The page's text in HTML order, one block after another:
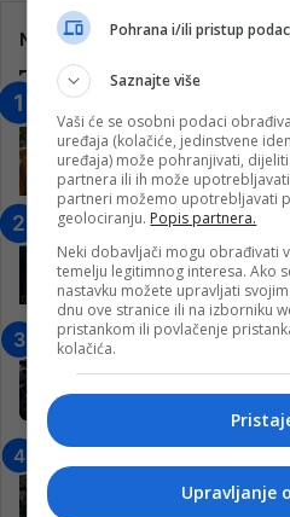
Najčitanije
– Konjic je u
25
15. Februara
Nogometaši
Konjičanke
ulazom na
7. Marta 2025.
Jablanica:
inkluzivnog
9. Jula 2024.
13. Augusta 2024.
Pohrana i/ili pristup
Saznajte više
Vaši će se osobni podaci
uređaja (kolačiće, jedinstvene
uređaja) može pohranjivati,
partnera ili ih može
partneri možemo upotrebljavati
geolociranju. Popis partnera.
Neki dobavljači mogu obrađivati
temelju legitimnog interesa. Ako
nastavku možete upravljati
dnu ove stranice ili na izborniku
pristankom ili povlačenje
kolačića.
Upravljanje